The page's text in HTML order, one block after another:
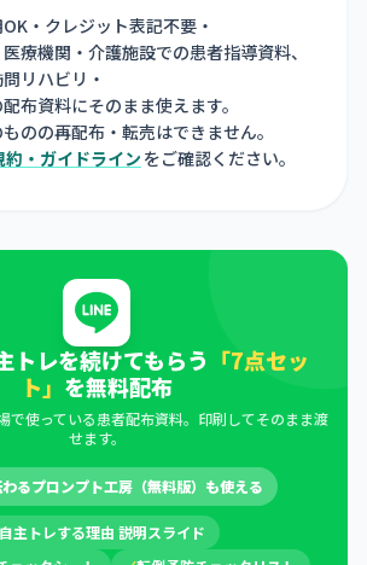
・クレジット表記不要・
療機関・介護施設での患者指導資料、
リハビリ・
布資料にそのまま使えます。
のの再配布・転売はできません。
約・ガイドライン をご確認ください。
トレを続けてもらう 「7点セッ
ト」 を無料配布
で使っている患者配布資料。印刷してそのまま渡
せます。
るプロンプト工房（無料版）も使える
自主トレする理由 説明スライド